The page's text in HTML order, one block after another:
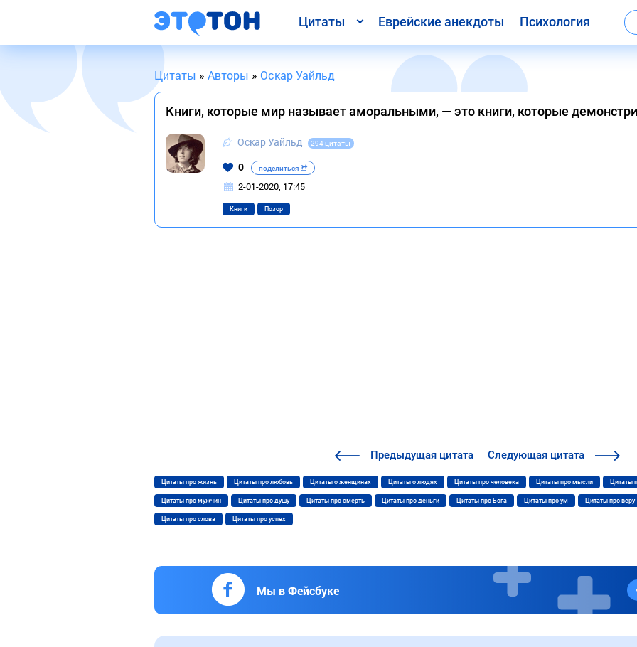
Цитаты Еврейские анекдоты Психология
Цитаты » Авторы » Оскар Уайльд
Книги, которые мир называет аморальными, — это книги, которые
Оскар Уайльд 294 цитаты
0 поделиться
2-01-2020, 17:45
Книги Позор
Предыдущая цитата Следующая цитата
Цитаты про жизнь Цитаты про любовь Цитаты о женщинах Цитаты о людях Цитаты про человека Цитаты про мысли Цитаты
Цитаты про мужчин Цитаты про душу Цитаты про смерть Цитаты про деньги Цитаты про Бога Цитаты про ум Цитаты про веру
Цитаты про слова Цитаты про успех
Мы в Фейсбуке